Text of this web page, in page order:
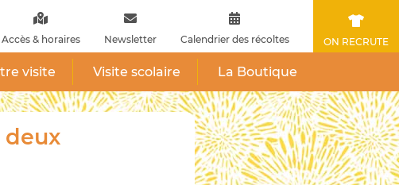
Accès & horaires Newsletter Calendrier des récoltes ON RECRUTE
visite Visite scolaire La Boutique
deux